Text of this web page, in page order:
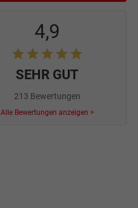
4,9
SEHR GUT
213 Bewertungen
Alle Bewertungen anzeigen >